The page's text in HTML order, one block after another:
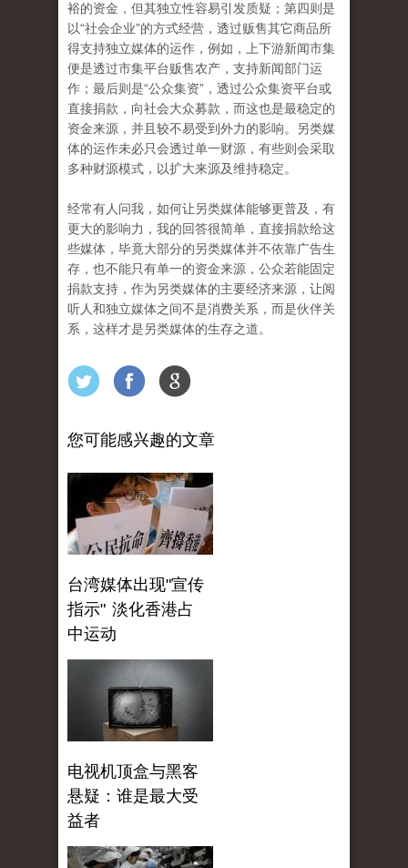
裕的资金，但其独立性容易引发质疑；第四则是
以“社会企业”的方式经营，透过贩售其它商品所
得支持独立媒体的运作，例如，上下游新闻市集
便是透过市集平台贩售农产，支持新闻部门运
作；最后则是“公众集资”，透过公众集资平台或
直接捐款，向社会大众募款，而这也是最稳定的
资金来源，并且较不易受到外力的影响。另类媒
体的运作未必只会透过单一财源，有些则会采取
多种财源模式，以扩大来源及维持稳定。
经常有人问我，如何让另类媒体能够更普及，有
更大的影响力，我的回答很简单，直接捐款给这
些媒体，毕竟大部分的另类媒体并不依靠广告生
存，也不能只有单一的资金来源，公众若能固定
捐款支持，作为另类媒体的主要经济来源，让阅
听人和独立媒体之间不是消费关系，而是伙伴关
系，这样才是另类媒体的生存之道。
您可能感兴趣的文章
台湾媒体出现"宣传
指示" 淡化香港占
中运动
电视机顶盒与黑客
悬疑：谁是最大受
益者